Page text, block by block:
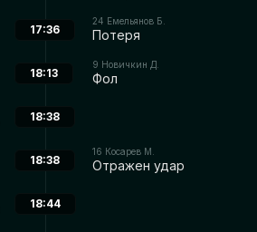
24 Емельянов Б.
Потеря
17:36
9 Новичкин Д.
Фол
18:13
18:38
16 Косарев М.
Отражен удар
18:38
18:44